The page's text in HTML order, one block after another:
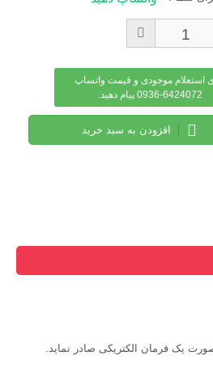
استعلام موجودی و قیمت واتساپ
6424072-0936 پیام دهید.
افزودن به سبد خرید
یک فرمان الکتریکی صادر نماید.